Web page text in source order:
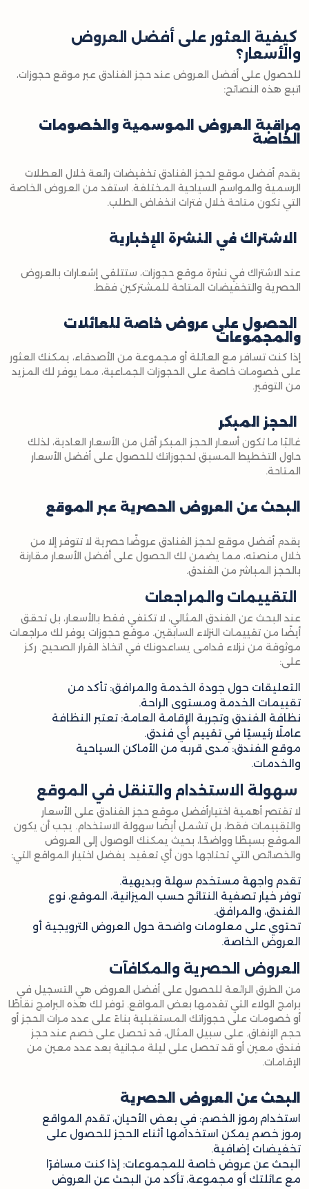
كيفية العثور على أفضل العروض
والأسعار؟
للحصول على أفضل العروض عند حجز الفنادق عبر موقع حجوزات،
اتبع هذه النصائح:
مراقبة العروض الموسمية والخصومات
الخاصة
يقدم أفضل موقع لحجز الفنادق تخفيضات رائعة خلال العطلات
الرسمية والمواسم السياحية المختلفة. استفد من العروض الخاصة
التي تكون متاحة خلال فترات انخفاض الطلب.
الاشتراك في النشرة الإخبارية
عند الاشتراك في نشرة موقع حجوزات، ستتلقى إشعارات بالعروض
الحصرية والتخفيضات المتاحة للمشتركين فقط.
الحصول على عروض خاصة للعائلات
والمجموعات
إذا كنت تسافر مع العائلة أو مجموعة من الأصدقاء، يمكنك العثور
على خصومات خاصة على الحجوزات الجماعية، مما يوفر لك المزيد
من التوفير.
الحجز المبكر
غالبًا ما تكون أسعار الحجز المبكر أقل من الأسعار العادية، لذلك
حاول التخطيط المسبق لحجوزاتك للحصول على أفضل الأسعار
المتاحة.
البحث عن العروض الحصرية عبر الموقع
يقدم أفضل موقع لحجز الفنادق عروضًا حصرية لا تتوفر إلا من
خلال منصته، مما يضمن لك الحصول على أفضل الأسعار مقارنة
بالحجز المباشر من الفندق.
التقييمات والمراجعات
عند البحث عن الفندق المثالي، لا تكتفي فقط بالأسعار، بل تحقق
أيضًا من تقييمات النزلاء السابقين. موقع حجوزات يوفر لك مراجعات
موثوقة من نزلاء قدامى يساعدونك في اتخاذ القرار الصحيح. ركز
على:
التعليقات حول جودة الخدمة والمرافق: تأكد من
تقييمات الخدمة ومستوى الراحة.
نظافة الفندق وتجربة الإقامة العامة: تعتبر النظافة
عاملًا رئيسيًا في تقييم أي فندق.
موقع الفندق: مدى قربه من الأماكن السياحية
والخدمات.
سهولة الاستخدام والتنقل في الموقع
لا تقتصر أهمية اختيارأفضل موقع حجز الفنادق على الأسعار
والتقييمات فقط، بل تشمل أيضًا سهولة الاستخدام. يجب أن يكون
الموقع بسيطًا وواضحًا، بحيث يمكنك الوصول إلى العروض
والخصائص التي تحتاجها دون أي تعقيد. يفضل اختيار المواقع التي:
تقدم واجهة مستخدم سهلة وبديهية.
توفر خيار تصفية النتائج حسب الميزانية، الموقع، نوع
الفندق، والمرافق.
تحتوي على معلومات واضحة حول العروض الترويجية أو
العروض الخاصة.
العروض الحصرية والمكافآت
من الطرق الرائعة للحصول على أفضل العروض هي التسجيل في
برامج الولاء التي تقدمها بعض المواقع. توفر لك هذه البرامج نقاطًا
أو خصومات على حجوزاتك المستقبلية بناءً على عدد مرات الحجز أو
حجم الإنفاق. على سبيل المثال، قد تحصل على خصم عند حجز
فندق معين أو قد تحصل على ليلة مجانية بعد عدد معين من
الإقامات.
البحث عن العروض الحصرية
استخدام رموز الخصم: في بعض الأحيان، تقدم المواقع
رموز خصم يمكن استخدامها أثناء الحجز للحصول على
تخفيضات إضافية.
البحث عن عروض خاصة للمجموعات: إذا كنت مسافرًا
مع عائلتك أو مجموعة، تأكد من البحث عن العروض